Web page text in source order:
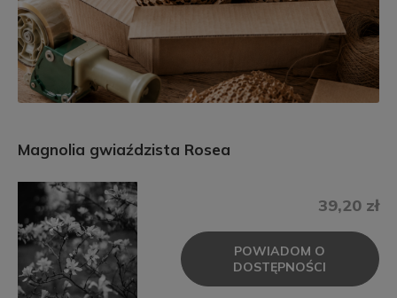
Magnolia gwiaździsta Rosea
39,20 zł
POWIADOM O
DOSTĘPNOŚCI